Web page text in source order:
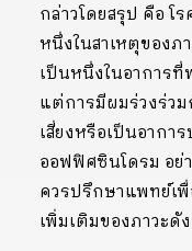
กล่าวโดยสรุป คือ โ
หนึ่งในสาเหตุของภ
เป็นหนึ่งในอาการ
แต่การมีผมร่วงร่ว
เสี่ยงหรือเป็นอากา
ออฟฟิศซินโดรม อ
ควรปรึกษาแพทย์เ
เพิ่มเติมของภาวะดั